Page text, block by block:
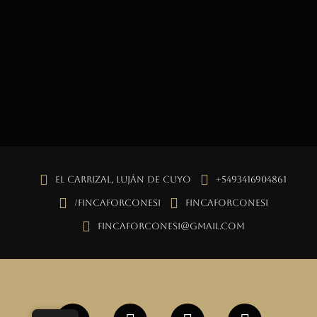
El Carrizal, Luján de Cuyo +5493416904861
/fincaforconesi fincaforconesi
fincaforconesi@gmail.com